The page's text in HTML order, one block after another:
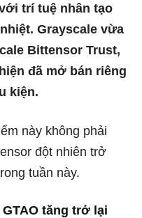
trí tuệ nhân tạo
Grayscale vừa
Bittensor Trust,
đã mở bán riêng
kiện.
này không phải
đột nhiên trở
tuần này.
tăng trở lại